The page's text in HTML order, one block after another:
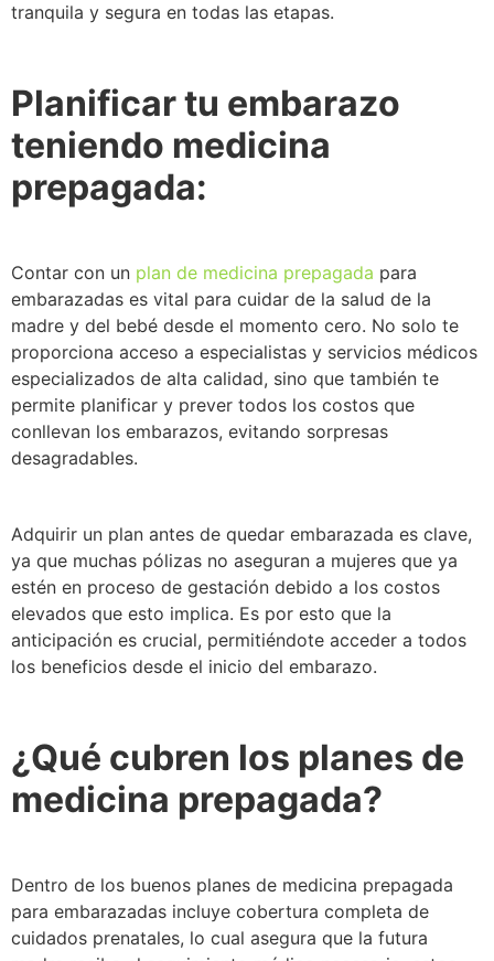
tranquila y segura en todas las etapas.
Planificar tu embarazo
teniendo medicina
prepagada:
Contar con un plan de medicina prepagada para
embarazadas es vital para cuidar de la salud de la
madre y del bebé desde el momento cero. No solo te
proporciona acceso a especialistas y servicios médicos
especializados de alta calidad, sino que también te
permite planificar y prever todos los costos que
conllevan los embarazos, evitando sorpresas
desagradables.
Adquirir un plan antes de quedar embarazada es clave,
ya que muchas pólizas no aseguran a mujeres que ya
estén en proceso de gestación debido a los costos
elevados que esto implica. Es por esto que la
anticipación es crucial, permitiéndote acceder a todos
los beneficios desde el inicio del embarazo.
¿Qué cubren los planes de
medicina prepagada?
Dentro de los buenos planes de medicina prepagada
para embarazadas incluye cobertura completa de
cuidados prenatales, lo cual asegura que la futura